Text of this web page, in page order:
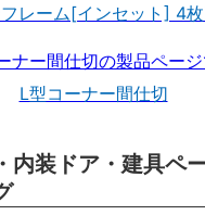
レーム[インセット] 4
L型コーナー間仕切
内装ドア・建具ペ